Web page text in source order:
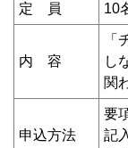
定 員 10
内 容
「
し
関
申込方法
要
記